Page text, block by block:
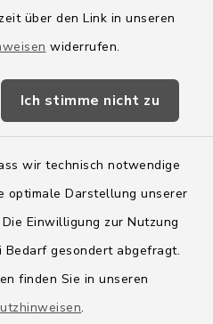
über den Link in unseren
widerrufen.
Ich stimme nicht zu
wir technisch notwendige
optimale Darstellung unserer
Einwilligung zur Nutzung
gesondert abgefragt.
finden Sie in unseren
.